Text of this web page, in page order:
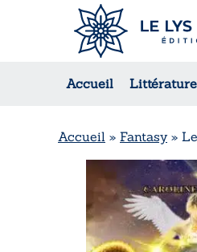
Accueil Littérature
Accueil » Fantasy»